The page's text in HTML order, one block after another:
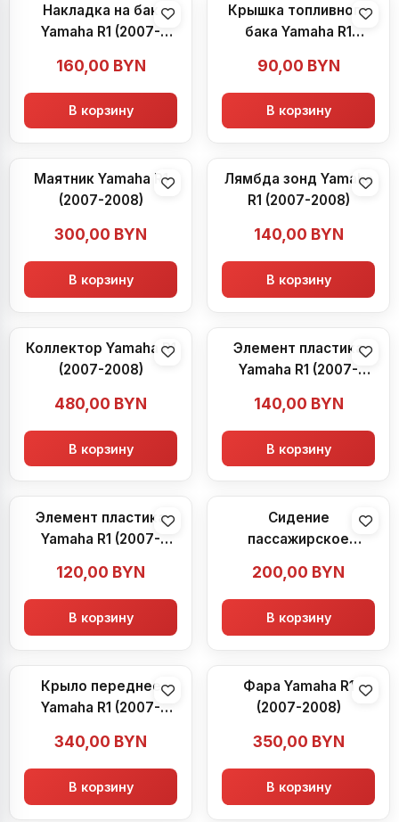
Накладка на бак
Yamaha R1 (2007-
160,00 BYN
В корзину
Крышка топливного
бака Yamaha R1
90,00 BYN
В корзину
Маятник Yamaha R1
(2007-2008)
300,00 BYN
В корзину
Лямбда зонд Yamaha
R1 (2007-2008)
140,00 BYN
В корзину
Коллектор Yamaha R1
(2007-2008)
480,00 BYN
В корзину
Элемент пластика
Yamaha R1 (2007-
140,00 BYN
В корзину
Элемент пластика
Yamaha R1 (2007-
120,00 BYN
В корзину
Сидение
пассажирское
2008)
200,00 BYN
В корзину
Крыло переднее
Yamaha R1 (2007-
340,00 BYN
В корзину
Фара Yamaha R1
(2007-2008)
350,00 BYN
В корзину